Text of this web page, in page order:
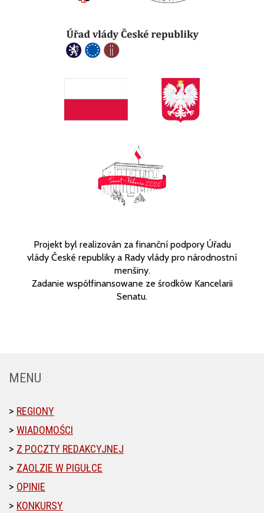
Projekt byl realizován za finanční podpory Úřadu
vlády České republiky a Rady vlády pro národnostní
menšiny.
Zadanie współfinansowane ze środków Kancelarii
Senatu.
MENU
REGIONY
WIADOMOŚCI
Z POCZTY REDAKCYJNEJ
ZAOLZIE W PIGUŁCE
OPINIE
KONKURSY